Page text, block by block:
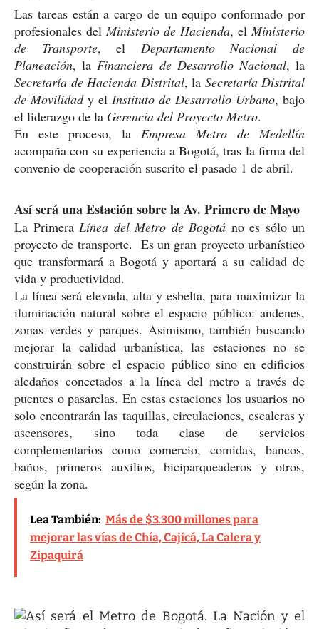
Las tareas están a cargo de un equipo conformado por
profesionales del Ministerio de Hacienda, el Ministerio
de Transporte, el Departamento Nacional de
Planeación, la Financiera de Desarrollo Nacional, la
Secretaría de Hacienda Distrital, la Secretaría Distrital
de Movilidad y el Instituto de Desarrollo Urbano, bajo
el liderazgo de la Gerencia del Proyecto Metro.
En este proceso, la Empresa Metro de Medellín
acompaña con su experiencia a Bogotá, tras la firma del
convenio de cooperación suscrito el pasado 1 de abril.
Así será una Estación sobre la Av. Primero de Mayo
La Primera Línea del Metro de Bogotá no es sólo un
proyecto de transporte. Es un gran proyecto urbanístico
que transformará a Bogotá y aportará a su calidad de
vida y productividad.
La línea será elevada, alta y esbelta, para maximizar la
iluminación natural sobre el espacio público: andenes,
zonas verdes y parques. Asimismo, también buscando
mejorar la calidad urbanística, las estaciones no se
construirán sobre el espacio público sino en edificios
aledaños conectados a la línea del metro a través de
puentes o pasarelas. En estas estaciones los usuarios no
solo encontrarán las taquillas, circulaciones, escaleras y
ascensores, sino toda clase de servicios
complementarios como comercio, comidas, bancos,
baños, primeros auxilios, biciparqueaderos y otros,
según la zona.
Lea También: Más de $3.300 millones para
mejorar las vías de Chía, Cajicá, La Calera y
Zipaquirá